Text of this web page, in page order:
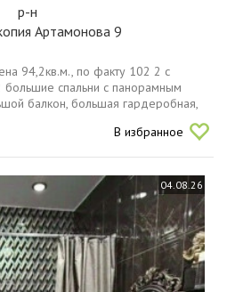
р-н
Артамонова 9
94,2кв.м., по факту 102 2 с
большие спальни с панорамным
балкон, большая гардеробная,
большой коридор.большая
В избранное
04.08.26